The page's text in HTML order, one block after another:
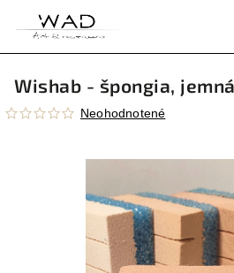
Wishab - špongia, jemná
Neohodnotené